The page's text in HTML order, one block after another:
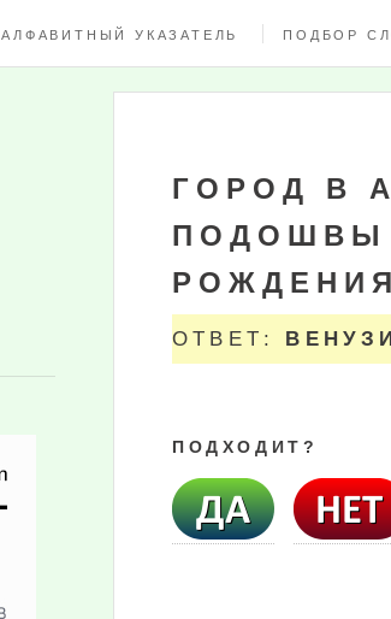
АЛФАВИТНЫЙ УКАЗАТЕЛЬ ПОДБОР
ГОРОД В
ПОДОШВЫ
ОТВЕТ:
ПОДХОДИТ?